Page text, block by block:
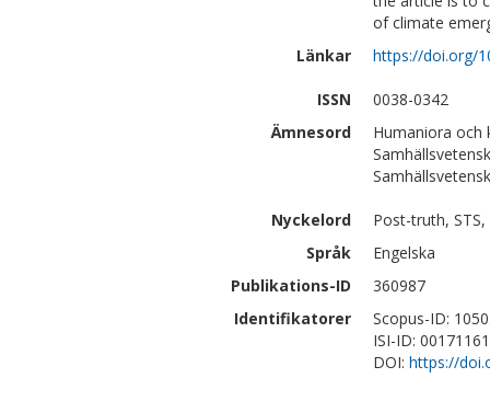
of climate
Länkar
https://doi.org/
ISSN
0038-0342
Ämnesord
Humaniora
Nyckelord
Post-truth,
Språk
Engelska
Publikations-ID
360987
Identifikatorer
Scopus-ID:
ISI-ID:
DOI: https://